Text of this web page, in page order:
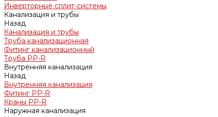
Инверторные сплит-системы
Канализация и трубы
Назад
Канализация и трубы
Труба канализационная
Фитинг канализационный
Труба PP-R
Внутренняя канализация
Назад
Внутренняя канализация
Фитинг PP-R
Краны PP-R
Наружная канализация